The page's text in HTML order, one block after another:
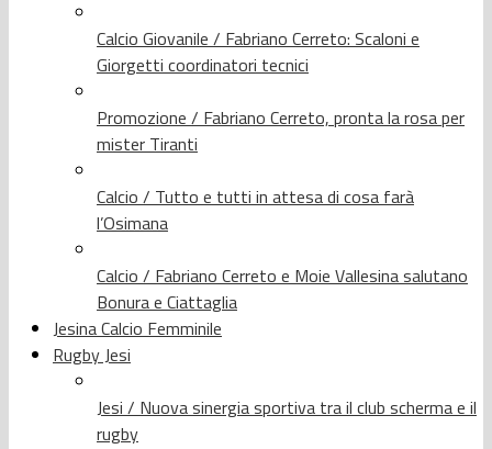
Calcio Giovanile / Fabriano Cerreto: Scaloni e
Giorgetti coordinatori tecnici
Promozione / Fabriano Cerreto, pronta la rosa per
mister Tiranti
Calcio / Tutto e tutti in attesa di cosa farà
l’Osimana
Calcio / Fabriano Cerreto e Moie Vallesina salutano
Bonura e Ciattaglia
Jesina Calcio Femminile
Rugby Jesi
Jesi / Nuova sinergia sportiva tra il club scherma e il
rugby